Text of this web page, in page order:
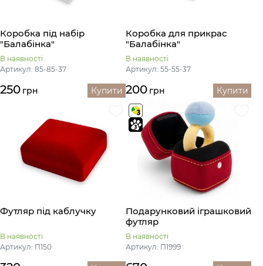
Коробка під набір
"Балабінка"
В наявності
Артикул: 85-85-37
250 грн Купити
Коробка для прикрас
"Балабінка"
В наявності
Артикул: 55-55-37
200 грн Купити
Футляр під каблучку
В наявності
Артикул: П150
Подарунковий іграшковий
футляр
В наявності
Артикул: П1999